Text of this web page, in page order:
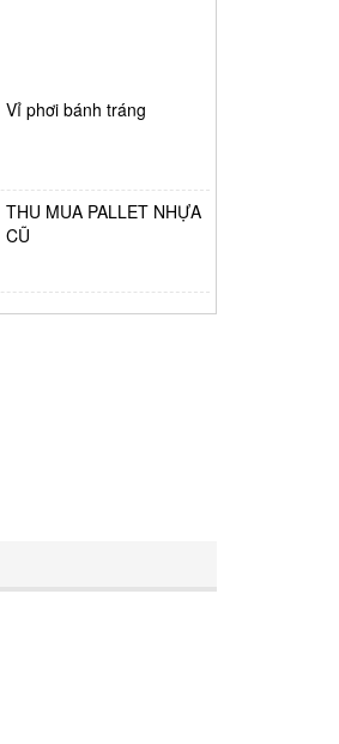
THU MUA PALLET NHỰA
CŨ
Thùng giữ lạnh tại Bình
Tân
Pallet nhua tan phu